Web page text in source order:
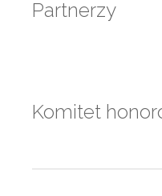
Partnerzy
Komitet